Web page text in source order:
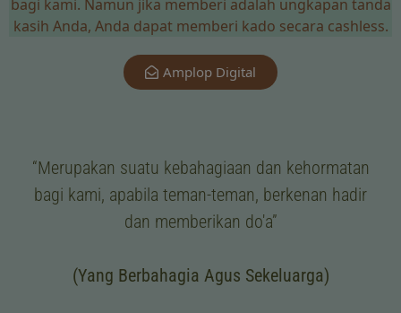
bagi kami. Namun jika memberi adalah ungkapan tanda
kasih Anda, Anda dapat memberi kado secara cashless.
Amplop Digital
“Merupakan suatu kebahagiaan dan kehormatan
bagi kami, apabila teman-teman, berkenan hadir
dan memberikan do'a”
(Yang Berbahagia Agus Sekeluarga)